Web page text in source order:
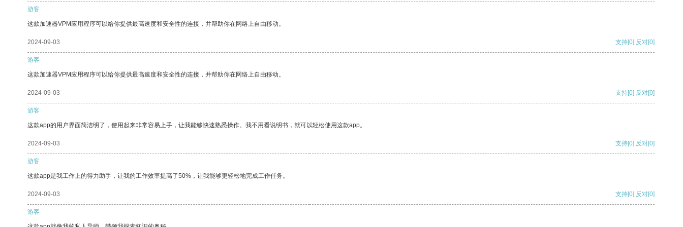
游客
这款加速器VPM应用程序可以给你提供最高速度和安全性的连接，并帮助你在网络上自由移动。
2024-09-03 支持[0] 反对[0]
游客
这款加速器VPM应用程序可以给你提供最高速度和安全性的连接，并帮助你在网络上自由移动。
2024-09-03 支持[0] 反对[0]
游客
这款app的用户界面简洁明了，使用起来非常容易上手，让我能够快速熟悉操作。我不用看说明书，就可以轻松使用这款app。
2024-09-03 支持[0] 反对[0]
游客
这款app是我工作上的得力助手，让我的工作效率提高了50%，让我能够更轻松地完成工作任务。
2024-09-03 支持[0] 反对[0]
游客